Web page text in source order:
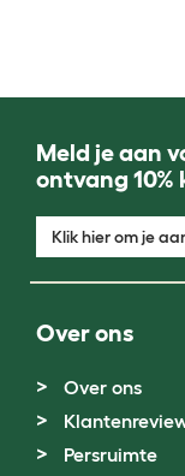
Meld je aan
ontvang 10%
Klik hier om je
Over ons
Over ons
Persruimte